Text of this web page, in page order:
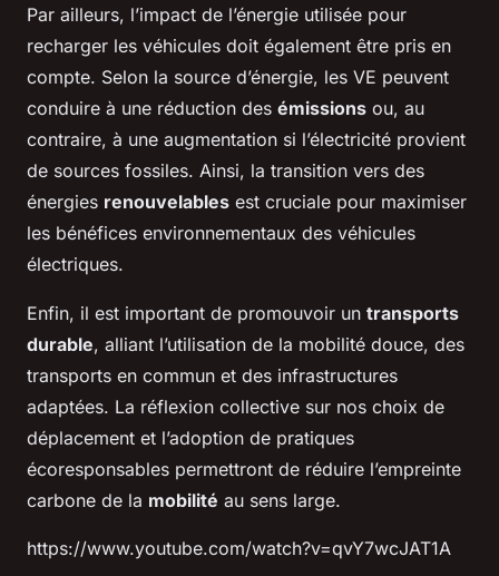
Par ailleurs, l’impact de l’énergie utilisée pour
recharger les véhicules doit également être pris en
compte. Selon la source d’énergie, les VE peuvent
conduire à une réduction des émissions ou, au
contraire, à une augmentation si l’électricité provient
de sources fossiles. Ainsi, la transition vers des
énergies renouvelables est cruciale pour maximiser
les bénéfices environnementaux des véhicules
électriques.
Enfin, il est important de promouvoir un transports
durable, alliant l’utilisation de la mobilité douce, des
transports en commun et des infrastructures
adaptées. La réflexion collective sur nos choix de
déplacement et l’adoption de pratiques
écoresponsables permettront de réduire l’empreinte
carbone de la mobilité au sens large.
https://www.youtube.com/watch?v=qvY7wcJAT1A